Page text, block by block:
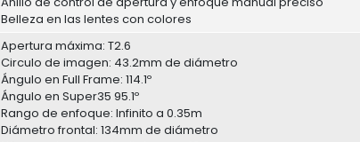
Belleza en las lentes con colores
Apertura máxima: T2.6
Circulo de imagen: 43.2mm de diámetro
Ángulo en Full Frame: 114.1º
Ángulo en Super35 95.1º
Rango de enfoque: Infinito a 0.35m
Diámetro frontal: 134mm de diámetro